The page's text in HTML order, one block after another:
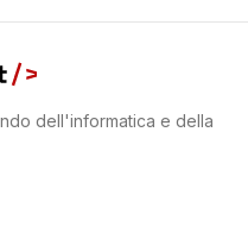
dell'informatica e della